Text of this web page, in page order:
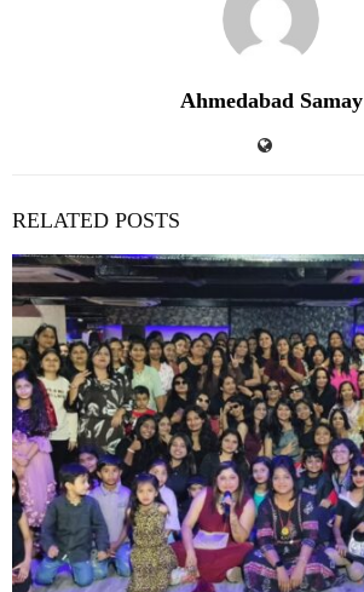
Ahmedabad Samay
RELATED POSTS